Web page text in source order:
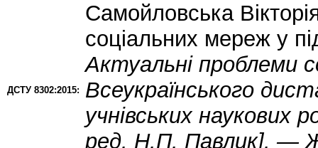
ДСТУ 8302:2015:
Самойловська
соціальних мереж у
Актуальні проблеми
Всеукраїнського
учнівських наукових
ред. Н.П. Павлик]. —